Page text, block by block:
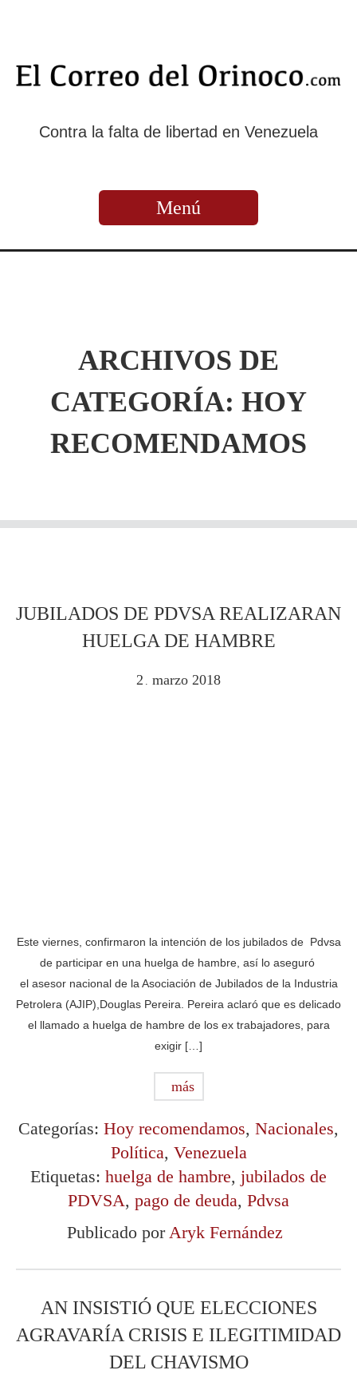
Contra la falta de libertad en Venezuela
Menú
ARCHIVOS DE
CATEGORÍA: HOY
RECOMENDAMOS
JUBILADOS DE PDVSA REALIZARAN
HUELGA DE HAMBRE
2 . marzo 2018
Este viernes, confirmaron la intención de los jubilados de Pdvsa
de participar en una huelga de hambre, así lo aseguró
el asesor nacional de la Asociación de Jubilados de la Industria
Petrolera (AJIP),Douglas Pereira. Pereira aclaró que es delicado
el llamado a huelga de hambre de los ex trabajadores, para
exigir […]
más
Categorías: Hoy recomendamos, Nacionales,
Política, Venezuela
Etiquetas: huelga de hambre, jubilados de
PDVSA, pago de deuda, Pdvsa
Publicado porAryk Fernández
AN INSISTIÓ QUE ELECCIONES
AGRAVARÍA CRISIS E ILEGITIMIDAD
DEL CHAVISMO